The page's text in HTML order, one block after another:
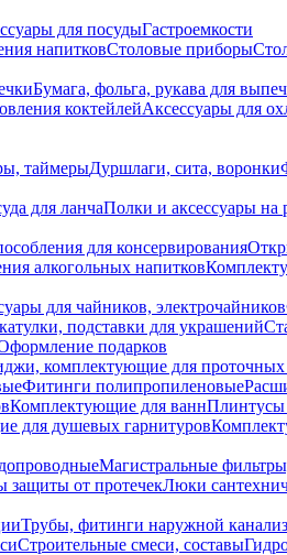
для посудыГастроемкости
напитковСтоловые приборы
Бумага, фольга, рукава для
коктейлейАксессуары для
таймерыДуршлаги, сита, воронки
для ланчаПолки и аксессуары на
для консервирования
алкогольных напитков
для чайников, электрочайников
подставки для украшений
подарков
комплектующие для проточных
Фитинги полипропиленовые
Комплектующие для ваннПлинтусы
для душевых гарнитуров
Магистральные
защиты от протечекЛюки
Трубы, фитинги наружной
Строительные смеси, составы